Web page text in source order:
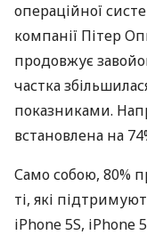
операційної
компанії Пітер
продовжує
частка
показниками.
встановлена ​​на
Само собою, 80%
ті, які
iPhone 5S, iPhone